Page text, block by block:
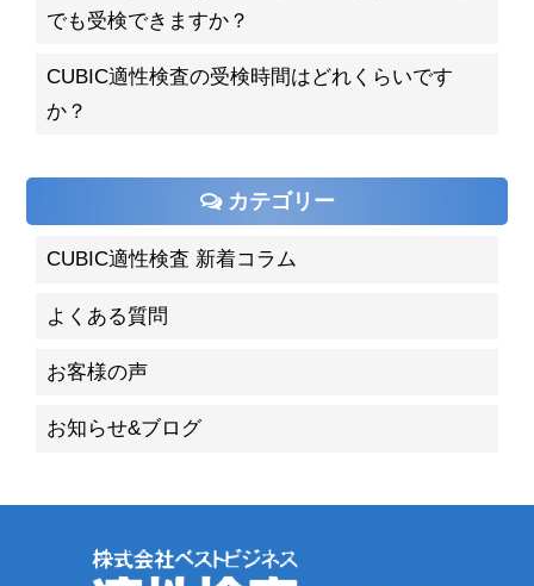
でも受検できますか？
CUBIC適性検査の受検時間はどれくらいです
か？
カテゴリー
CUBIC適性検査 新着コラム
よくある質問
お客様の声
お知らせ&ブログ